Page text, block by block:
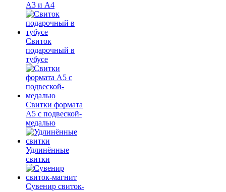
А3 и А4
Свиток
подарочный в
тубусе
Свитки формата
А5 с подвеской-
медалью
Удлинённые
свитки
Сувенир свиток-